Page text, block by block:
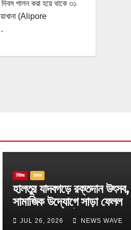
পালন করা হয়ে থাকে ৩১
(Alipore
নিউজ রাজ্য
হালতুর যাদবগড়ে রক্তদান উৎসব,
সামাজিক উদ্যোগে সাড়া ফেলল
বিবেকানন্দ স্পোর্টিং ক্লাব
JUL 26, 2026 NEWS WAVE